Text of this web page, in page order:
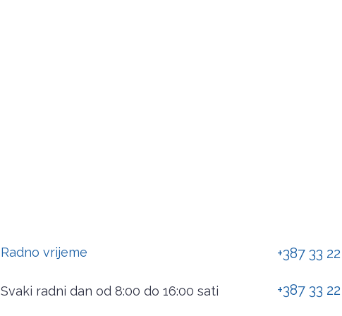
Radno vrijeme
Svaki radni dan od 8:00 do 16:00 sati
+387 33
+387 33